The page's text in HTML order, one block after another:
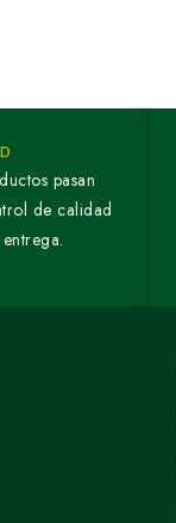
pasan
de calidad